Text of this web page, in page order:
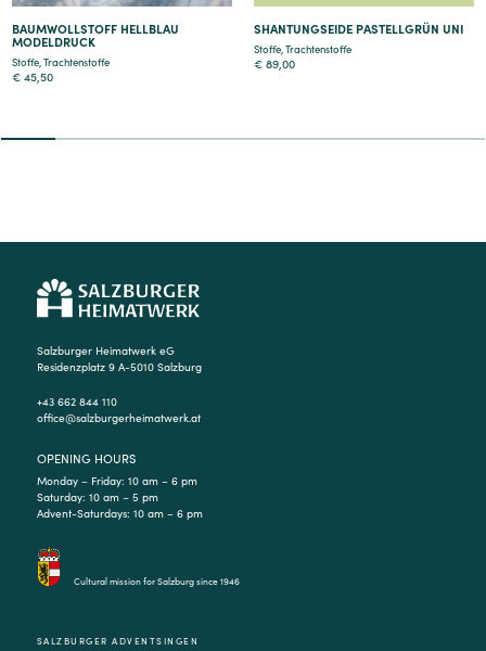
BAUMWOLLSTOFF HELLBLAU
MODELDRUCK
Stoffe ,Trachtenstoffe
€ 45,50
SHANTUNGSEIDE PASTELLGRÜN UNI
Stoffe ,Trachtenstoffe
€ 89,00
2 3 4 5 6 7 8 9
Salzburger Heimatwerk eG
Residenzplatz 9 A-5010 Salzburg
+43 662 844 110
office@salzburgerheimatwerk.at
OPENING HOURS
Monday – Friday: 10 am – 6 pm
Saturday: 10 am – 5 pm
Advent-Saturdays: 10 am – 6 pm
Cultural mission for Salzburg since 1946
SALZBURGER ADVENTSINGEN